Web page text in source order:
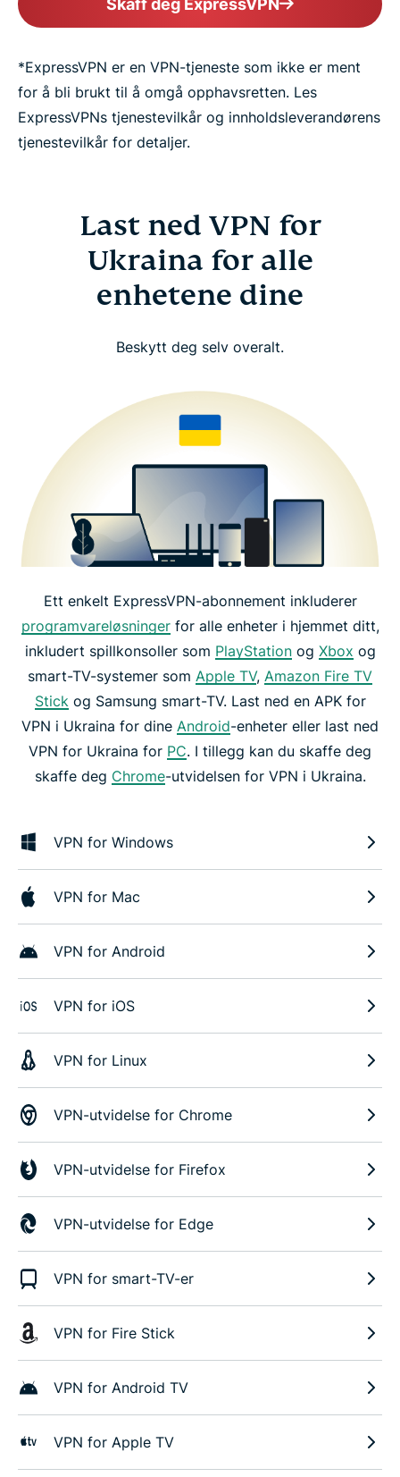
*ExpressVPN er en VPN-tjeneste som ikke er ment
for å bli brukt til å omgå opphavsretten. Les
ExpressVPNs tjenestevilkår og innholdsleverandørens
tjenestevilkår for detaljer.
Last ned VPN for
Ukraina for alle
enhetene dine
Beskytt deg selv overalt.
Ett enkelt ExpressVPN-abonnement inkluderer
programvareløsningerfor alle enheter i hjemmet ditt,
inkludert spillkonsoller som PlayStationog Xbox og
smart-TV-systemer som Apple TV, Amazon Fire TV
Stickog Samsung smart-TV. Last ned en APK for
VPN i Ukraina for dine Android-enheter eller last ned
VPN for Ukraina for PC. I tillegg kan du skaffe deg
skaffe deg Chrome-utvidelsen for VPN i Ukraina.
VPN for Windows
VPN for Mac
VPN for Android
VPN for iOS
VPN for Linux
VPN-utvidelse for Chrome
VPN-utvidelse for Firefox
VPN-utvidelse for Edge
VPN for smart-TV-er
VPN for Fire Stick
VPN for Android TV
VPN for Apple TV